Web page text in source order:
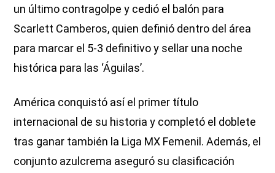
un último contragolpe y cedió el balón para
Scarlett Camberos, quien definió dentro del área
para marcar el 5-3 definitivo y sellar una noche
histórica para las ‘Águilas’.
América conquistó así el primer título
internacional de su historia y completó el doblete
tras ganar también la Liga MX Femenil. Además, el
conjunto azulcrema aseguró su clasificación